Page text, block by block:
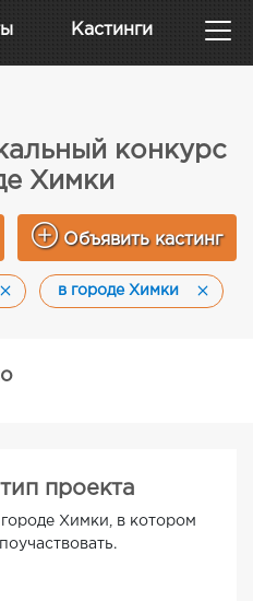
Кастинги
конкурс
Химки
Объявить кастинг
в городе Химки
проекта
Химки, в котором